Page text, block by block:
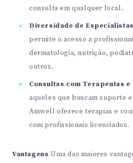
consulta em qualquer local.
Diversidade de Especialistas
permite o acesso a
dermatologia, nutrição,
outros.
Consultas com Terapeutas
aqueles que buscam suporte
Amwell oferece terapias e
com profissionais licenciados.
Vantagens Uma das maiores